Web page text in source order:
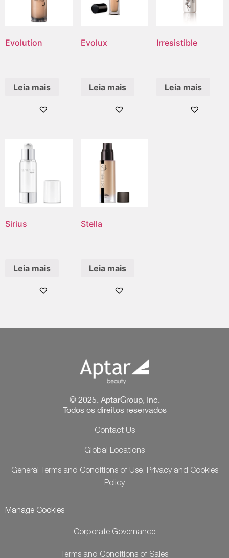
Evolution
Leia mais
Evolux
Leia mais
Irresistible
Leia mais
Sirius
Leia mais
Stella
Leia mais
© 2025. AptarGroup, Inc.
Todos os direitos reservados
Contact Us
Global Locations
General Terms and Conditions of Use, Privacy and Cookies
Policy
Manage Cookies
Corporate Governance
Terms and Conditions of Sales